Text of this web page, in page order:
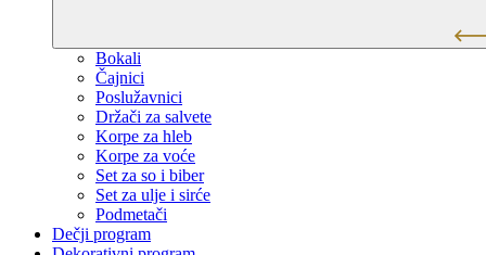
Bokali
Čajnici
Poslužavnici
Držači za salvete
Korpe za hleb
Korpe za voće
Set za so i biber
Set za ulje i sirće
Podmetači
Dečji program